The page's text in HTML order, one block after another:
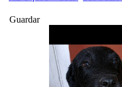
Guardar